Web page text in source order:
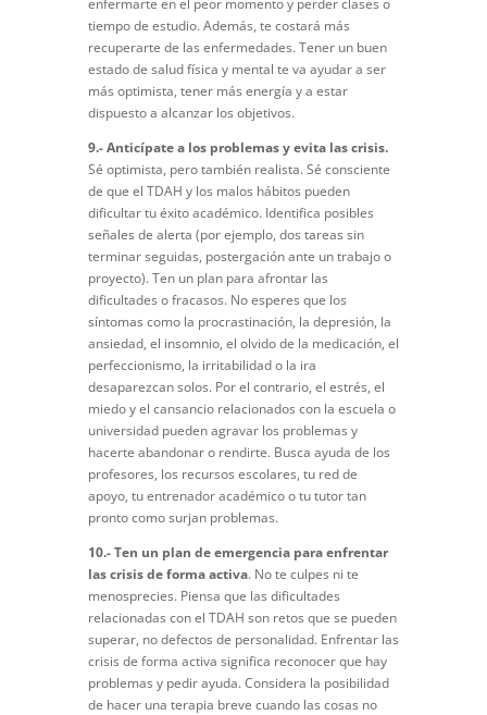
enfermarte en el peor momento y perder clases o
tiempo de estudio. Además, te costará más
recuperarte de las enfermedades. Tener un buen
estado de salud física y mental te va ayudar a ser
más optimista, tener más energía y a estar
dispuesto a alcanzar los objetivos.
9.- Anticípate a los problemas y evita las crisis.
Sé optimista, pero también realista. Sé consciente
de que el TDAH y los malos hábitos pueden
dificultar tu éxito académico. Identifica posibles
señales de alerta (por ejemplo, dos tareas sin
terminar seguidas, postergación ante un trabajo o
proyecto). Ten un plan para afrontar las
dificultades o fracasos. No esperes que los
síntomas como la procrastinación, la depresión, la
ansiedad, el insomnio, el olvido de la medicación, el
perfeccionismo, la irritabilidad o la ira
desaparezcan solos. Por el contrario, el estrés, el
miedo y el cansancio relacionados con la escuela o
universidad pueden agravar los problemas y
hacerte abandonar o rendirte. Busca ayuda de los
profesores, los recursos escolares, tu red de
apoyo, tu entrenador académico o tu tutor tan
pronto como surjan problemas.
10.- Ten un plan de emergencia para enfrentar
las crisis de forma activa. No te culpes ni te
menosprecies. Piensa que las dificultades
relacionadas con el TDAH son retos que se pueden
superar, no defectos de personalidad. Enfrentar las
crisis de forma activa significa reconocer que hay
problemas y pedir ayuda. Considera la posibilidad
de hacer una terapia breve cuando las cosas no